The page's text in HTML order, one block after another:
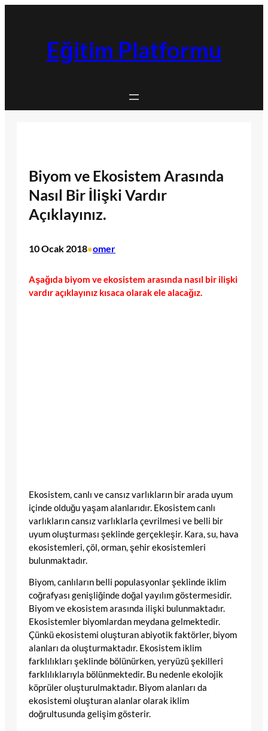
Eğitim Platformu
Biyom ve Ekosistem Arasında
Nasıl Bir İlişki Vardır
Açıklayınız.
10 Ocak 2018•omer
Aşağıda biyom ve ekosistem arasında nasıl bir ilişki
vardır açıklayınız kısaca olarak ele alacağız.
Ekosistem, canlı ve cansız varlıkların bir arada uyum
içinde olduğu yaşam alanlarıdır. Ekosistem canlı
varlıkların cansız varlıklarla çevrilmesi ve belli bir
uyum oluşturması şeklinde gerçekleşir. Kara, su, hava
ekosistemleri, çöl, orman, şehir ekosistemleri
bulunmaktadır.
Biyom, canlıların belli populasyonlar şeklinde iklim
coğrafyası genişliğinde doğal yayılım göstermesidir.
Biyom ve ekosistem arasında ilişki bulunmaktadır.
Ekosistemler biyomlardan meydana gelmektedir.
Çünkü ekosistemi oluşturan abiyotik faktörler, biyom
alanları da oluşturmaktadır. Ekosistem iklim
farklılıkları şeklinde bölünürken, yeryüzü şekilleri
farklılıklarıyla bölünmektedir. Bu nedenle ekolojik
köprüler oluşturulmaktadır. Biyom alanları da
ekosistemi oluşturan alanlar olarak iklim
doğrultusunda gelişim gösterir.